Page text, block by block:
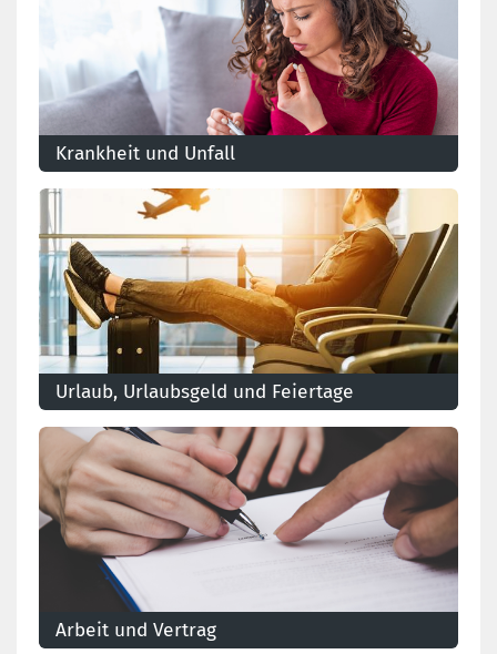
Krankheit und Unfall
Urlaub, Urlaubsgeld und Feiertage
Nutzen Sie unseren interaktiven Fragebogen und
erfahren Sie sofort, ob Sie Anrecht auf einen
bezahlten Feiertag haben!
Arbeit und Vertrag